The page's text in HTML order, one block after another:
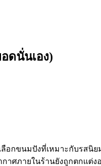
ดนั่นเอง)
อกขนมปังที่เหมาะกับรสนิ
กาศภายในร้านยังถูกตกแต่ง